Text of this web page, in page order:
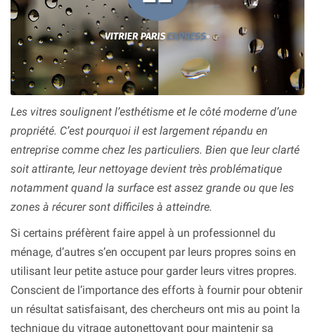
Les vitres soulignent l’esthétisme et le côté moderne d’une
propriété. C’est pourquoi il est largement répandu en
entreprise comme chez les particuliers. Bien que leur clarté
soit attirante, leur nettoyage devient très problématique
notamment quand la surface est assez grande ou que les
zones à récurer sont difficiles à atteindre.
Si certains préfèrent faire appel à un professionnel du
ménage, d’autres s’en occupent par leurs propres soins en
utilisant leur petite astuce pour garder leurs vitres propres.
Conscient de l’importance des efforts à fournir pour obtenir
un résultat satisfaisant, des chercheurs ont mis au point la
technique du vitrage autonettoyant pour maintenir sa